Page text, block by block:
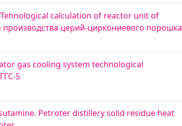
calculation of reactor unit of
церий-циркониевого порошка
gas cooling system technological
5
Petroter distillery solid residue heat